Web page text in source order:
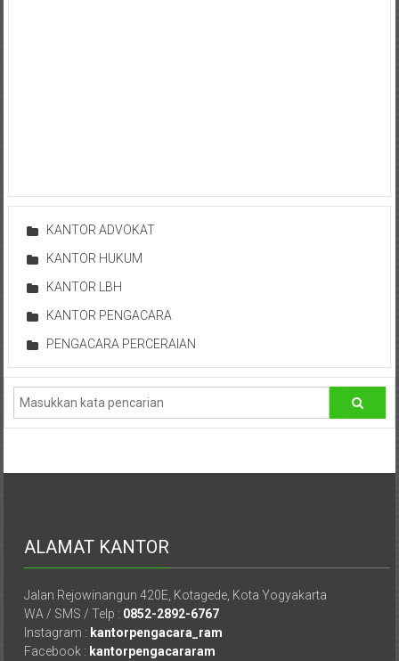
Sorong,
Papua,
Bekasi,
Pengacara
Pajak,
Pengacara
Perusahaan,
Kantor
Hukum
LBH,
Law
Office
KANTOR ADVOKAT
KANTOR HUKUM
KANTOR LBH
KANTOR PENGACARA
PENGACARA PERCERAIAN
ALAMAT KANTOR
Jalan Rejowinangun 420E, Kotagede, Kota Yogyakarta
WA / SMS / Telp : 0852-2892-6767
Instagram : kantorpengacara_ram
Facebook : kantorpengacararam